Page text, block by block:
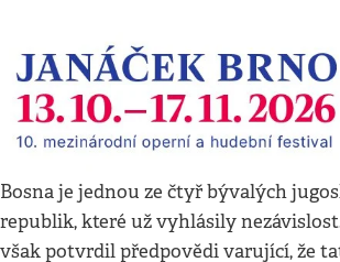
Bosna je jednou ze čtyř bývalých
republik, které už vyhlásily
však potvrdil předpovědi varující, že